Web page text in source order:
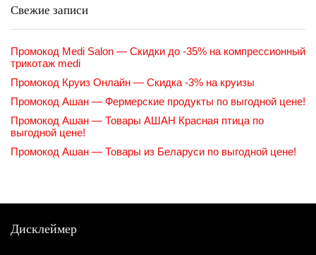
Свежие записи
Промокод Medi Salon — Скидки до -35% на компрессионный
трикотаж medi
Промокод Круиз Онлайн — Скидка -3% на круизы
Промокод Ашан — Фермерские продукты по выгодной цене!
Промокод Ашан — Товары АШАН Красная птица по
выгодной цене!
Промокод Ашан — Товары из Беларуси по выгодной цене!
Дисклеймер